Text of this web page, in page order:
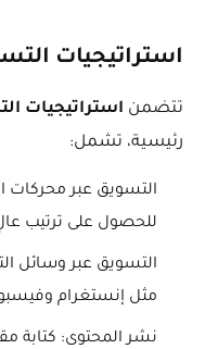
استراتيجيات
تتضمن استراتيجيات
رئيسية، تشمل:
للحصول على ترتيب
التسويق عبر وسائل
مثل إنستغرام
نشر المحتوى: كتابة